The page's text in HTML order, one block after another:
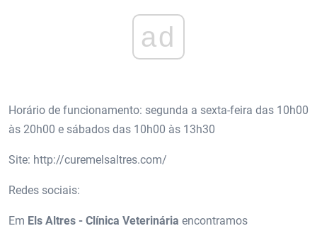
ad
Horário de funcionamento: segunda a sexta-feira das 10h00
às 20h00 e sábados das 10h00 às 13h30
Site: http://curemelsaltres.com/
Redes sociais:
Em Els Altres - Clínica Veterinária encontramos